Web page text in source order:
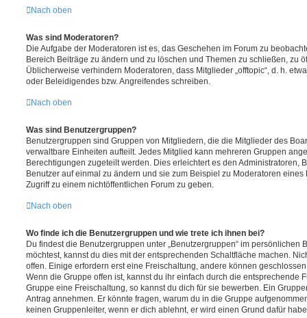
Nach oben
Was sind Moderatoren?
Die Aufgabe der Moderatoren ist es, das Geschehen im Forum zu
Bereich Beiträge zu ändern und zu löschen und Themen zu schließen, zu
Üblicherweise verhindern Moderatoren, dass Mitglieder „offtopic“, d. h.
oder Beleidigendes bzw. Angreifendes schreiben.
Nach oben
Was sind Benutzergruppen?
Benutzergruppen sind Gruppen von Mitgliedern, die die Mitglieder des
verwaltbare Einheiten aufteilt. Jedes Mitglied kann mehreren Gruppen
Berechtigungen zugeteilt werden. Dies erleichtert es den Administratoren,
Benutzer auf einmal zu ändern und sie zum Beispiel zu Moderatoren
Zugriff zu einem nichtöffentlichen Forum zu geben.
Nach oben
Wo finde ich die Benutzergruppen und wie trete ich ihnen bei?
Du findest die Benutzergruppen unter „Benutzergruppen“ im persönlichen
möchtest, kannst du dies mit der entsprechenden Schaltfläche machen.
offen. Einige erfordern erst eine Freischaltung, andere können
Wenn die Gruppe offen ist, kannst du ihr einfach durch die entsprechende
Gruppe eine Freischaltung, so kannst du dich für sie bewerben. Ein
Antrag annehmen. Er könnte fragen, warum du in die Gruppe
keinen Gruppenleiter, wenn er dich ablehnt, er wird einen Grund dafür